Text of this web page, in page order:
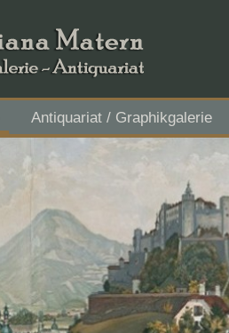
Antiquariat / Graphikgalerie
3501 5000 2611 3027, BIC